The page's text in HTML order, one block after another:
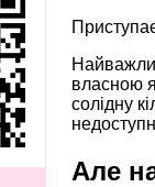
власною
солідну
Але